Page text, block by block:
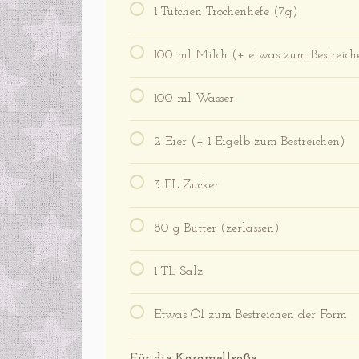
1 Tütchen Trochenhefe (7g)
100 ml Milch (+ etwas zum
100 ml Wasser
2 Eier (+ 1 Eigelb zum Bestreichen)
3 EL Zucker
80 g Butter (zerlassen)
1 TL Salz
Etwas Öl zum Bestreichen der Form